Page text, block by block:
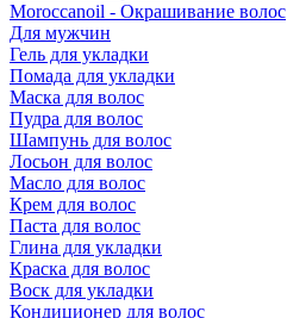
Moroccanoil - Окрашивание волос
Для мужчин
Гель для укладки
Помада для укладки
Маска для волос
Пудра для волос
Шампунь для волос
Лосьон для волос
Масло для волос
Крем для волос
Паста для волос
Глина для укладки
Краска для волос
Воск для укладки
Кондиционер для волос